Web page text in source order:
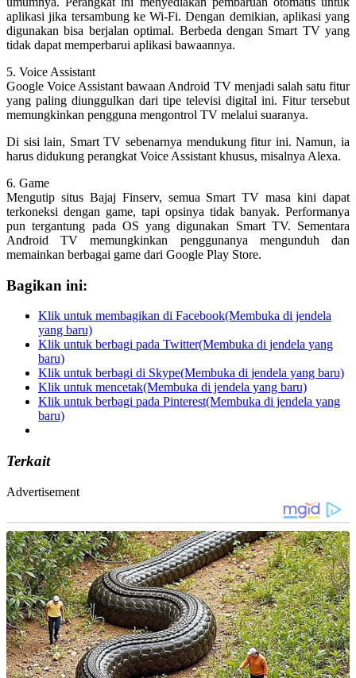
aplikasi jika tersambung ke Wi-Fi. Dengan demikian, aplikasi yang
digunakan bisa berjalan optimal. Berbeda dengan Smart TV yang
tidak dapat memperbarui aplikasi bawaannya.
5. Voice Assistant
Google Voice Assistant bawaan Android TV menjadi salah satu fitur
yang paling diunggulkan dari tipe televisi digital ini. Fitur tersebut
memungkinkan pengguna mengontrol TV melalui suaranya.
Di sisi lain, Smart TV sebenarnya mendukung fitur ini. Namun, ia
harus didukung perangkat Voice Assistant khusus, misalnya Alexa.
6. Game
Mengutip situs Bajaj Finserv, semua Smart TV masa kini dapat
terkoneksi dengan game, tapi opsinya tidak banyak. Performanya
pun tergantung pada OS yang digunakan Smart TV. Sementara
Android TV memungkinkan penggunanya mengunduh dan
memainkan berbagai game dari Google Play Store.
Bagikan ini:
Klik untuk membagikan di Facebook(Membuka di jendela
yang baru)
Klik untuk berbagi pada Twitter(Membuka di jendela yang
baru)
Klik untuk berbagi di Skype(Membuka di jendela yang baru)
Klik untuk mencetak(Membuka di jendela yang baru)
Klik untuk berbagi pada Pinterest(Membuka di jendela yang
baru)
Terkait
Advertisement